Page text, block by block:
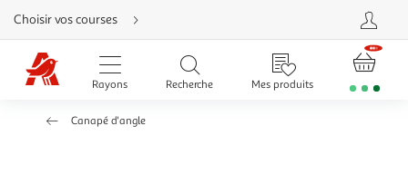
Aller
directement
au
contenu
Aller
directement
Aller
Choisir vos courses
Rayons Recherche Mes produits
Canapé d'angle